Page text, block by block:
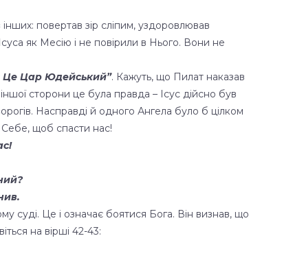
повертав зір сліпим, уздоровлював
як Месію і не повірили в Нього. Вони не
Це Цар Юдейський”. Кажуть, що Пилат наказав
сторони це була правда – Ісус дійсно був
Насправді й одного Ангела було б цілком
Себе, щоб спасти нас!
суді. Це і означає боятися Бога. Він визнав, що
на вірші 42-43: